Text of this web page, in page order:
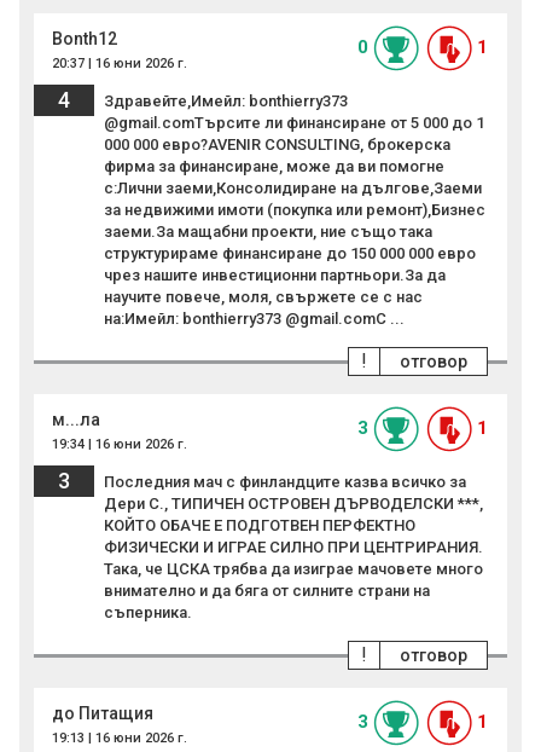
Bonth12
20:37 | 16 юни 2026 г.
0 1
4
Здравейте,Имейл: bonthierry373
@gmail.comТърсите ли финансиране от 5 000 до 1
000 000 евро?AVENIR CONSULTING, брокерска
фирма за финансиране, може да ви помогне
с:Лични заеми,Консолидиране на дългове,Заеми
за недвижими имоти (покупка или ремонт),Бизнес
заеми.За мащабни проекти, ние също така
структурираме финансиране до 150 000 000 евро
чрез нашите инвестиционни партньори.За да
научите повече, моля, свържете се с нас
на:Имейл: bonthierry373 @gmail.comС ...
отговор
!
м...ла
19:34 | 16 юни 2026 г.
3 1
3
Последния мач с финландците казва всичко за
Дери С., ТИПИЧЕН ОСТРОВЕН ДЪРВОДЕЛСКИ ***,
КОЙТО ОБАЧЕ Е ПОДГОТВЕН ПЕРФЕКТНО
ФИЗИЧЕСКИ И ИГРАЕ СИЛНО ПРИ ЦЕНТРИРАНИЯ.
Така, че ЦСКА трябва да изиграе мачовете много
внимателно и да бяга от силните страни на
съперника.
отговор
!
до Питащия
19:13 | 16 юни 2026 г.
3 1